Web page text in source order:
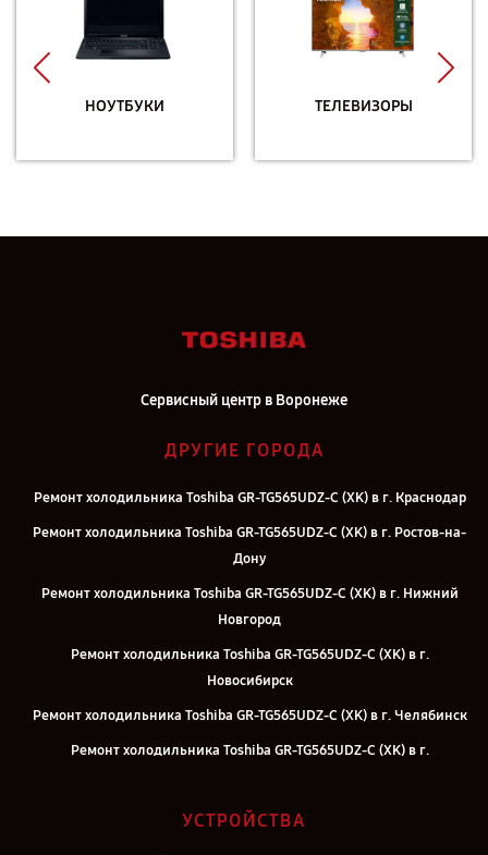
НОУТБУКИ ТЕЛЕВИЗОРЫ
Сервисный центр в Воронеже
ДРУГИЕ ГОРОДА
Ремонт холодильника Toshiba GR-TG565UDZ-C (XK) в г. Краснодар
Ремонт холодильника Toshiba GR-TG565UDZ-C (XK) в г. Ростов-на-
Дону
Ремонт холодильника Toshiba GR-TG565UDZ-C (XK) в г. Нижний
Новгород
Ремонт холодильника Toshiba GR-TG565UDZ-C (XK) в г.
Новосибирск
Ремонт холодильника Toshiba GR-TG565UDZ-C (XK) в г. Челябинск
Ремонт холодильника Toshiba GR-TG565UDZ-C (XK) в г.
Ремонт холодильника Toshiba GR-TG565UDZ-C (XK) в г. Казань
УСТРОЙСТВА